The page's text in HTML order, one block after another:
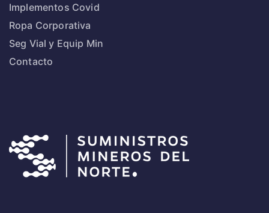
Implementos Covid
Ropa Corporativa
Seg Vial y Equip Min
Contacto